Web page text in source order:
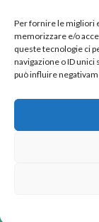
Per fornire le migliori
memorizzare e/o
queste tecnologie ci
navigazione o ID
può influire
di
P.IVA